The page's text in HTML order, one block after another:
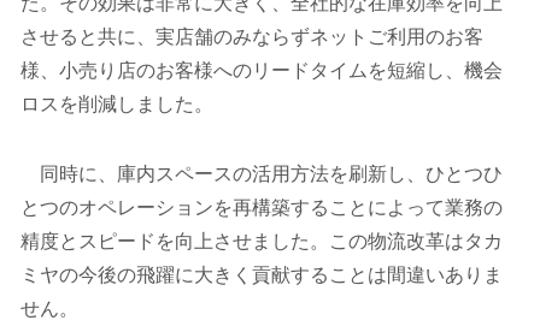
させると共に、実店舗のみならずネットご利用のお客
様、小売り店のお客様へのリードタイムを短縮し、機会
ロスを削減しました。
同時に、庫内スペースの活用方法を刷新し、ひとつひ
とつのオペレーションを再構築することによって業務の
精度とスピードを向上させました。この物流改革はタカ
ミヤの今後の飛躍に大きく貢献することは間違いありま
せん。